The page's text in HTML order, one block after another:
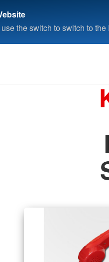
the switch to switch to